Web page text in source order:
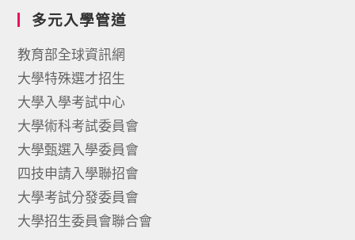
多元入學管道
教育部全球資訊網
大學特殊選才招生
大學入學考試中心
大學術科考試委員會
大學甄選入學委員會
四技申請入學聯招會
大學考試分發委員會
大學招生委員會聯合會